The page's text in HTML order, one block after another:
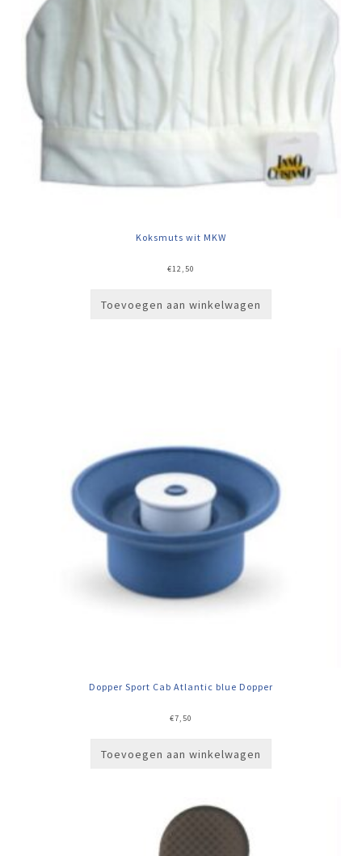
Koksmuts wit MKW
€12,50
Toevoegen aan winkelwagen
Dopper Sport Cab Atlantic blue Dopper
€7,50
Toevoegen aan winkelwagen